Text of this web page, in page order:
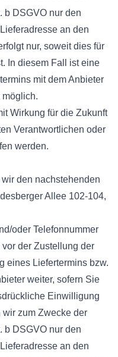
b DSGVO nur den
an den
nur, soweit dies für
In diesem Fall ist eine
mit dem Anbieter
möglich.
Wirkung für die Zukunft
Verantwortlichen oder
werden.
den nachstehenden
Allee 102-104,
oder Telefonnummer
der Zustellung der
eines Liefertermins bzw.
weiter, sofern Sie
Einwilligung
zum Zwecke der
b DSGVO nur den
an den